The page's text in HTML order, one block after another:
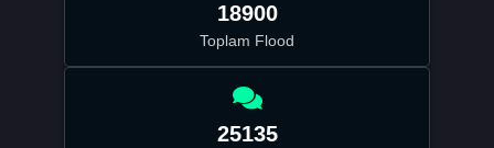
18900
Toplam Flood
25135